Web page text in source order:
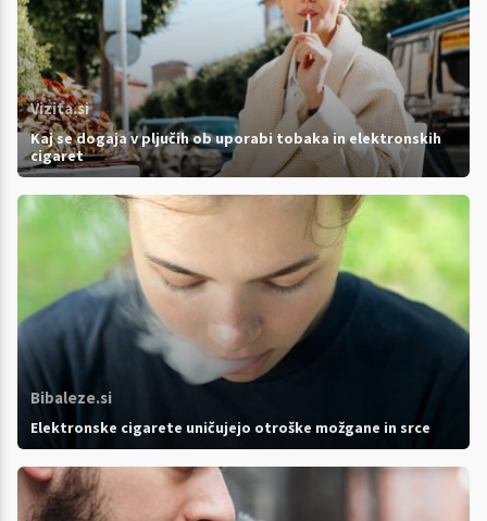
Vizita.si
Kaj se dogaja v pljučih ob uporabi tobaka in elektronskih
cigaret
Bibaleze.si
Elektronske cigarete uničujejo otroške možgane in srce